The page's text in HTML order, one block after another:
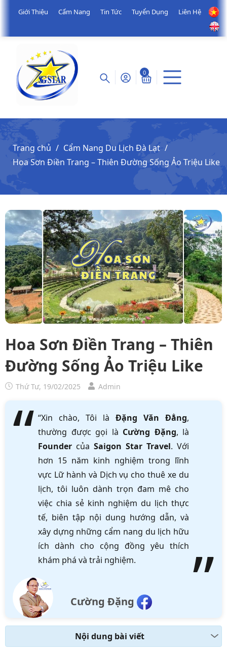
Giới Thiệu Cẩm Nang Tin Tức Tuyển Dụng Liên Hệ
0
Trang chủ
Cẩm Nang Du Lịch Đà Lạt
Hoa Sơn Điền Trang – Thiên Đường Sống Ảo Triệu Like
Hoa Sơn Điền Trang – Thiên
Đường Sống Ảo Triệu Like
Thứ Tư, 19/02/2025 Admin
“Xin chào, Tôi là Đặng Văn Đẳng,
thường được gọi là Cường Đặng, là
Founder của Saigon Star Travel. Với
hơn 15 năm kinh nghiệm trong lĩnh
vực Lữ hành và Dịch vụ cho thuê xe du
lịch, tôi luôn dành trọn đam mê cho
việc chia sẻ kinh nghiệm du lịch thực
tế, biên tập nội dung hướng dẫn, và
xây dựng những cẩm nang du lịch hữu
ích dành cho cộng đồng yêu thích
khám phá và trải nghiệm.
Cường Đặng
Nội dung bài viết